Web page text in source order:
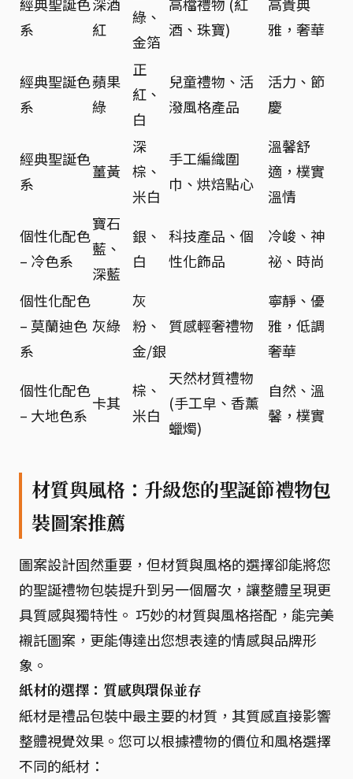
系
紅
綠、
金箔
酒、珠寶)
雅，奢華
經典聖誕色
系
蘋果
綠
正
紅、
白
兒童禮物、活
潑風格產品
活力、節
慶
經典聖誕色
系
薑黃
深
棕、
米白
手工編織圍
巾、烘焙點心
溫馨舒
適，樸實
溫情
個性化配色
– 冷色系
寶石
藍、
深藍
銀、
白
科技產品、個
性化飾品
冷峻、神
祕、時尚
個性化配色
– 莫蘭迪色
系
灰綠
灰
粉、
金/銀
質感輕奢禮物
寧靜、優
雅，低調
奢華
個性化配色
– 大地色系
卡其
棕、
米白
天然材質禮物
(手工皁、香薰
蠟燭)
自然、溫
馨，樸實
材質與風格：升級您的聖誕節禮物包
裝圖案推薦
圖案設計固然重要，但材質與風格的選擇卻能將您
的聖誕禮物包裝提升到另一個層次，讓整體呈現更
具質感與獨特性。 巧妙的材質與風格搭配，能完美
襯託圖案，更能傳達出您想表達的情感與品牌形
象。
紙材的選擇：質感與環保並存
紙材是禮品包裝中最主要的材質，其質感直接影響
整體視覺效果。您可以根據禮物的價位和風格選擇
不同的紙材：